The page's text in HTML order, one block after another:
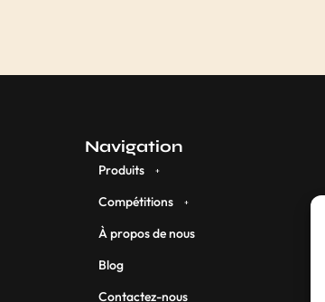
Navigation
Produits
Compétitions
À propos de nous
Blog
Contactez-nous